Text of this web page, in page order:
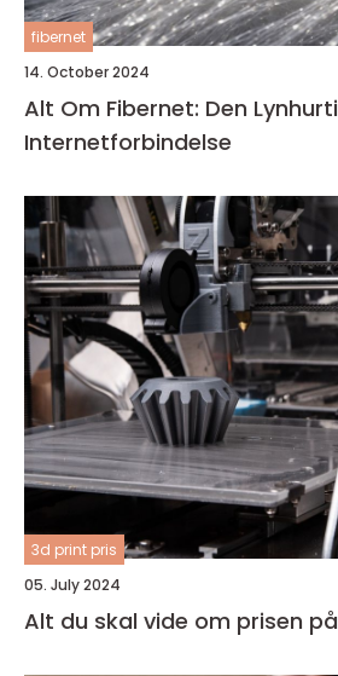
fibernet
14. October 2024
Alt Om Fibernet: Den
Internetforbindelse
3d print pris
05. July 2024
Alt du skal vide om prisen